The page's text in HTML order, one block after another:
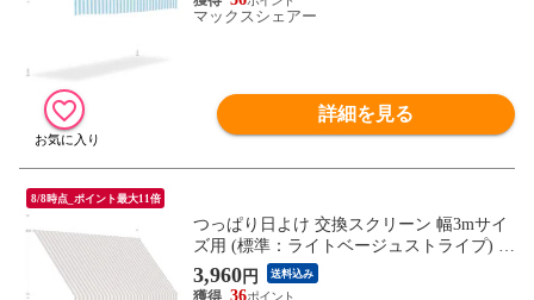
日よけ本体別売 送料無料
マックスシェアー
詳細を見る
8/8時点_ポイント最大11倍
つっぱり日よけ 交換スクリーン 幅3mサイ
ズ用 (標準：ライトベージュストライプ) つ
っぱり日よけスクリーン サンシェード シ
ェード オーニング ※スペアスクリーンの
3,960円 送料込み
36